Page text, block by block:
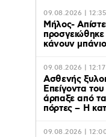
09.08.2026 | 12:35
Μήλος-
κάνουν
09.08.2026 | 12:17
Ασθενής
Επείγοντα
άρπαξε από
πόρτες – Η
09.08.2026 |